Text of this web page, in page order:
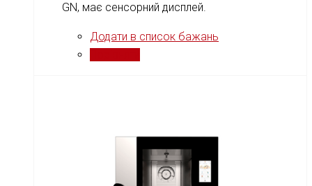
GN, має сенсорний дисплей.
Додати в список бажань